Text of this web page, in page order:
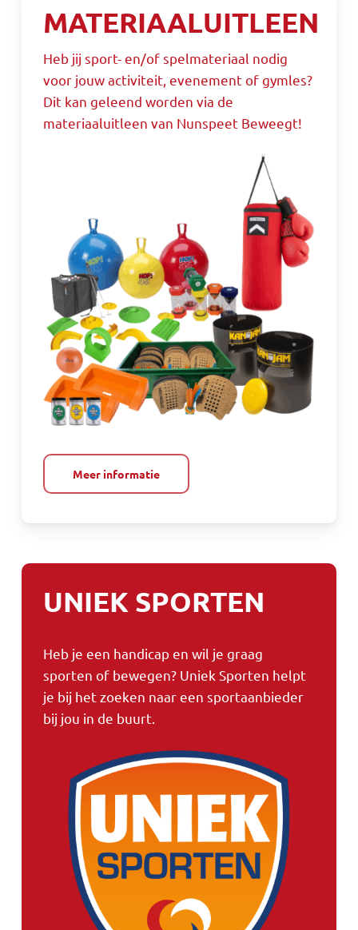
MATERIAALUITLEEN
Heb jij sport- en/of spelmateriaal nodig
voor jouw activiteit, evenement of gymles?
Dit kan geleend worden via de
materiaaluitleen van Nunspeet Beweegt!
Meer informatie
UNIEK SPORTEN
Heb je een handicap en wil je graag
sporten of bewegen? Uniek Sporten helpt
je bij het zoeken naar een sportaanbieder
bij jou in de buurt.